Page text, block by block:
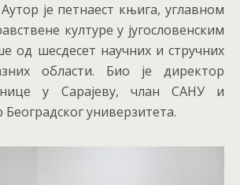
је петнаест књига, углавном
културе у југословенским
од шесдесет научних и стручних
области. Био је директор
у Сарајеву, члан САНУ и
универзитета.